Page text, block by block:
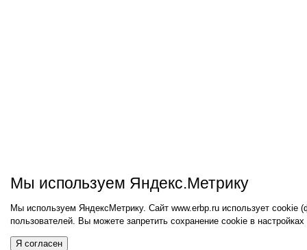
Мы используем Яндекс.Метрику
Мы используем ЯндексМетрику. Сайт www.erbp.ru использует
пользователей. Вы можете запретить сохранение cookie в настройках
Я согласен